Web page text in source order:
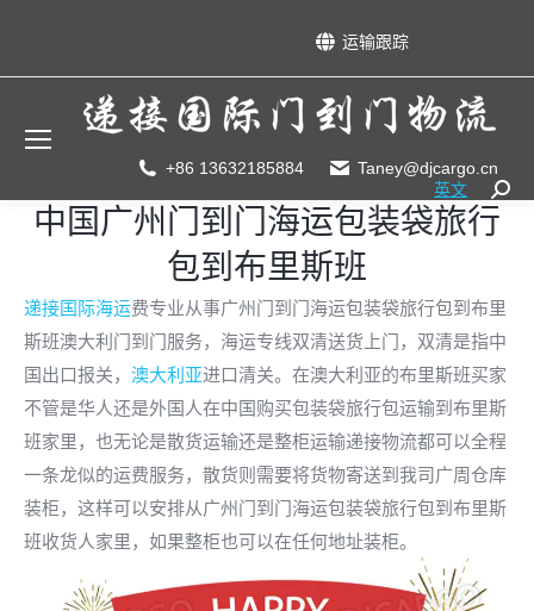
运输跟踪
+86 13632185884
Taney@djcargo.cn
英文
中国广州门到门海运包装袋旅行
包到布里斯班
递接国际海运费专业从事广州门到门海运包装袋旅行包到布里
斯班澳大利门到门服务，海运专线双清送货上门，双清是指中
国出口报关， 澳大利亚进口清关。在澳大利亚的布里斯班买家
不管是华人还是外国人在中国购买包装袋旅行包运输到布里斯
班家里，也无论是散货运输还是整柜运输递接物流都可以全程
一条龙似的运费服务，散货则需要将货物寄送到我司广周仓库
装柜，这样可以安排从广州门到门海运包装袋旅行包到布里斯
班收货人家里，如果整柜也可以在任何地址装柜。